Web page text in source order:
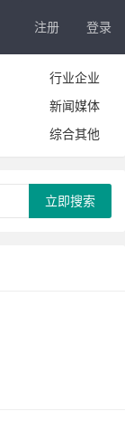
注册 登录
行业企业
新闻媒体
综合其他
立即搜索